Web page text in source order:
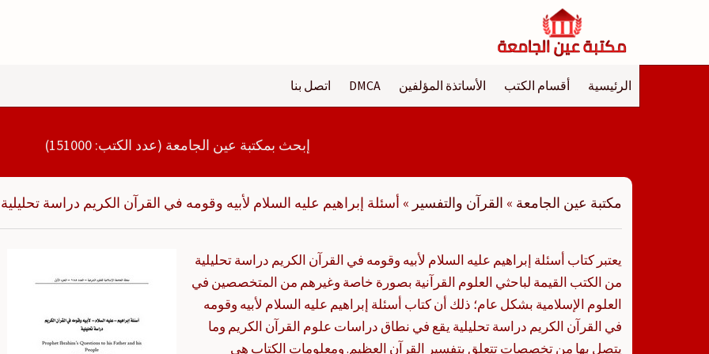
الرئيسية أقسام الكتب الأساتذة المؤلفين DMCA اتصل بنا
إبحث بمكتبة عين الجامعة (عدد الكتب: 151000)
مكتبة عين الجامعة » القرآن والتفسير » أسئلة إبراهيم عليه السلام لأبيه وقومه في القرآن الكريم دراسة تحليلية
يعتبر كتاب أسئلة إبراهيم عليه السلام لأبيه وقومه في القرآن الكريم دراسة تحليلية
من الكتب القيمة لباحثي العلوم القرآنية بصورة خاصة وغيرهم من المتخصصين في
العلوم الإسلامية بشكل عام؛ ذلك أن كتاب أسئلة إبراهيم عليه السلام لأبيه وقومه
في القرآن الكريم دراسة تحليلية يقع في نطاق دراسات علوم القرآن الكريم وما
يتصل بها من تخصصات تتعلق بتفسير القرآن العظيم. ومعلومات الكتاب هي